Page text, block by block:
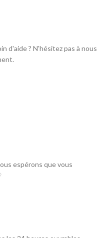
d'aide ? N'hésitez pas à nous
espérons que vous